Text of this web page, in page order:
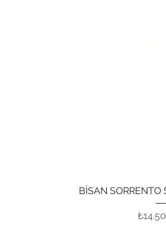
Hızlı
BİSAN SORRENTO
Fiyat